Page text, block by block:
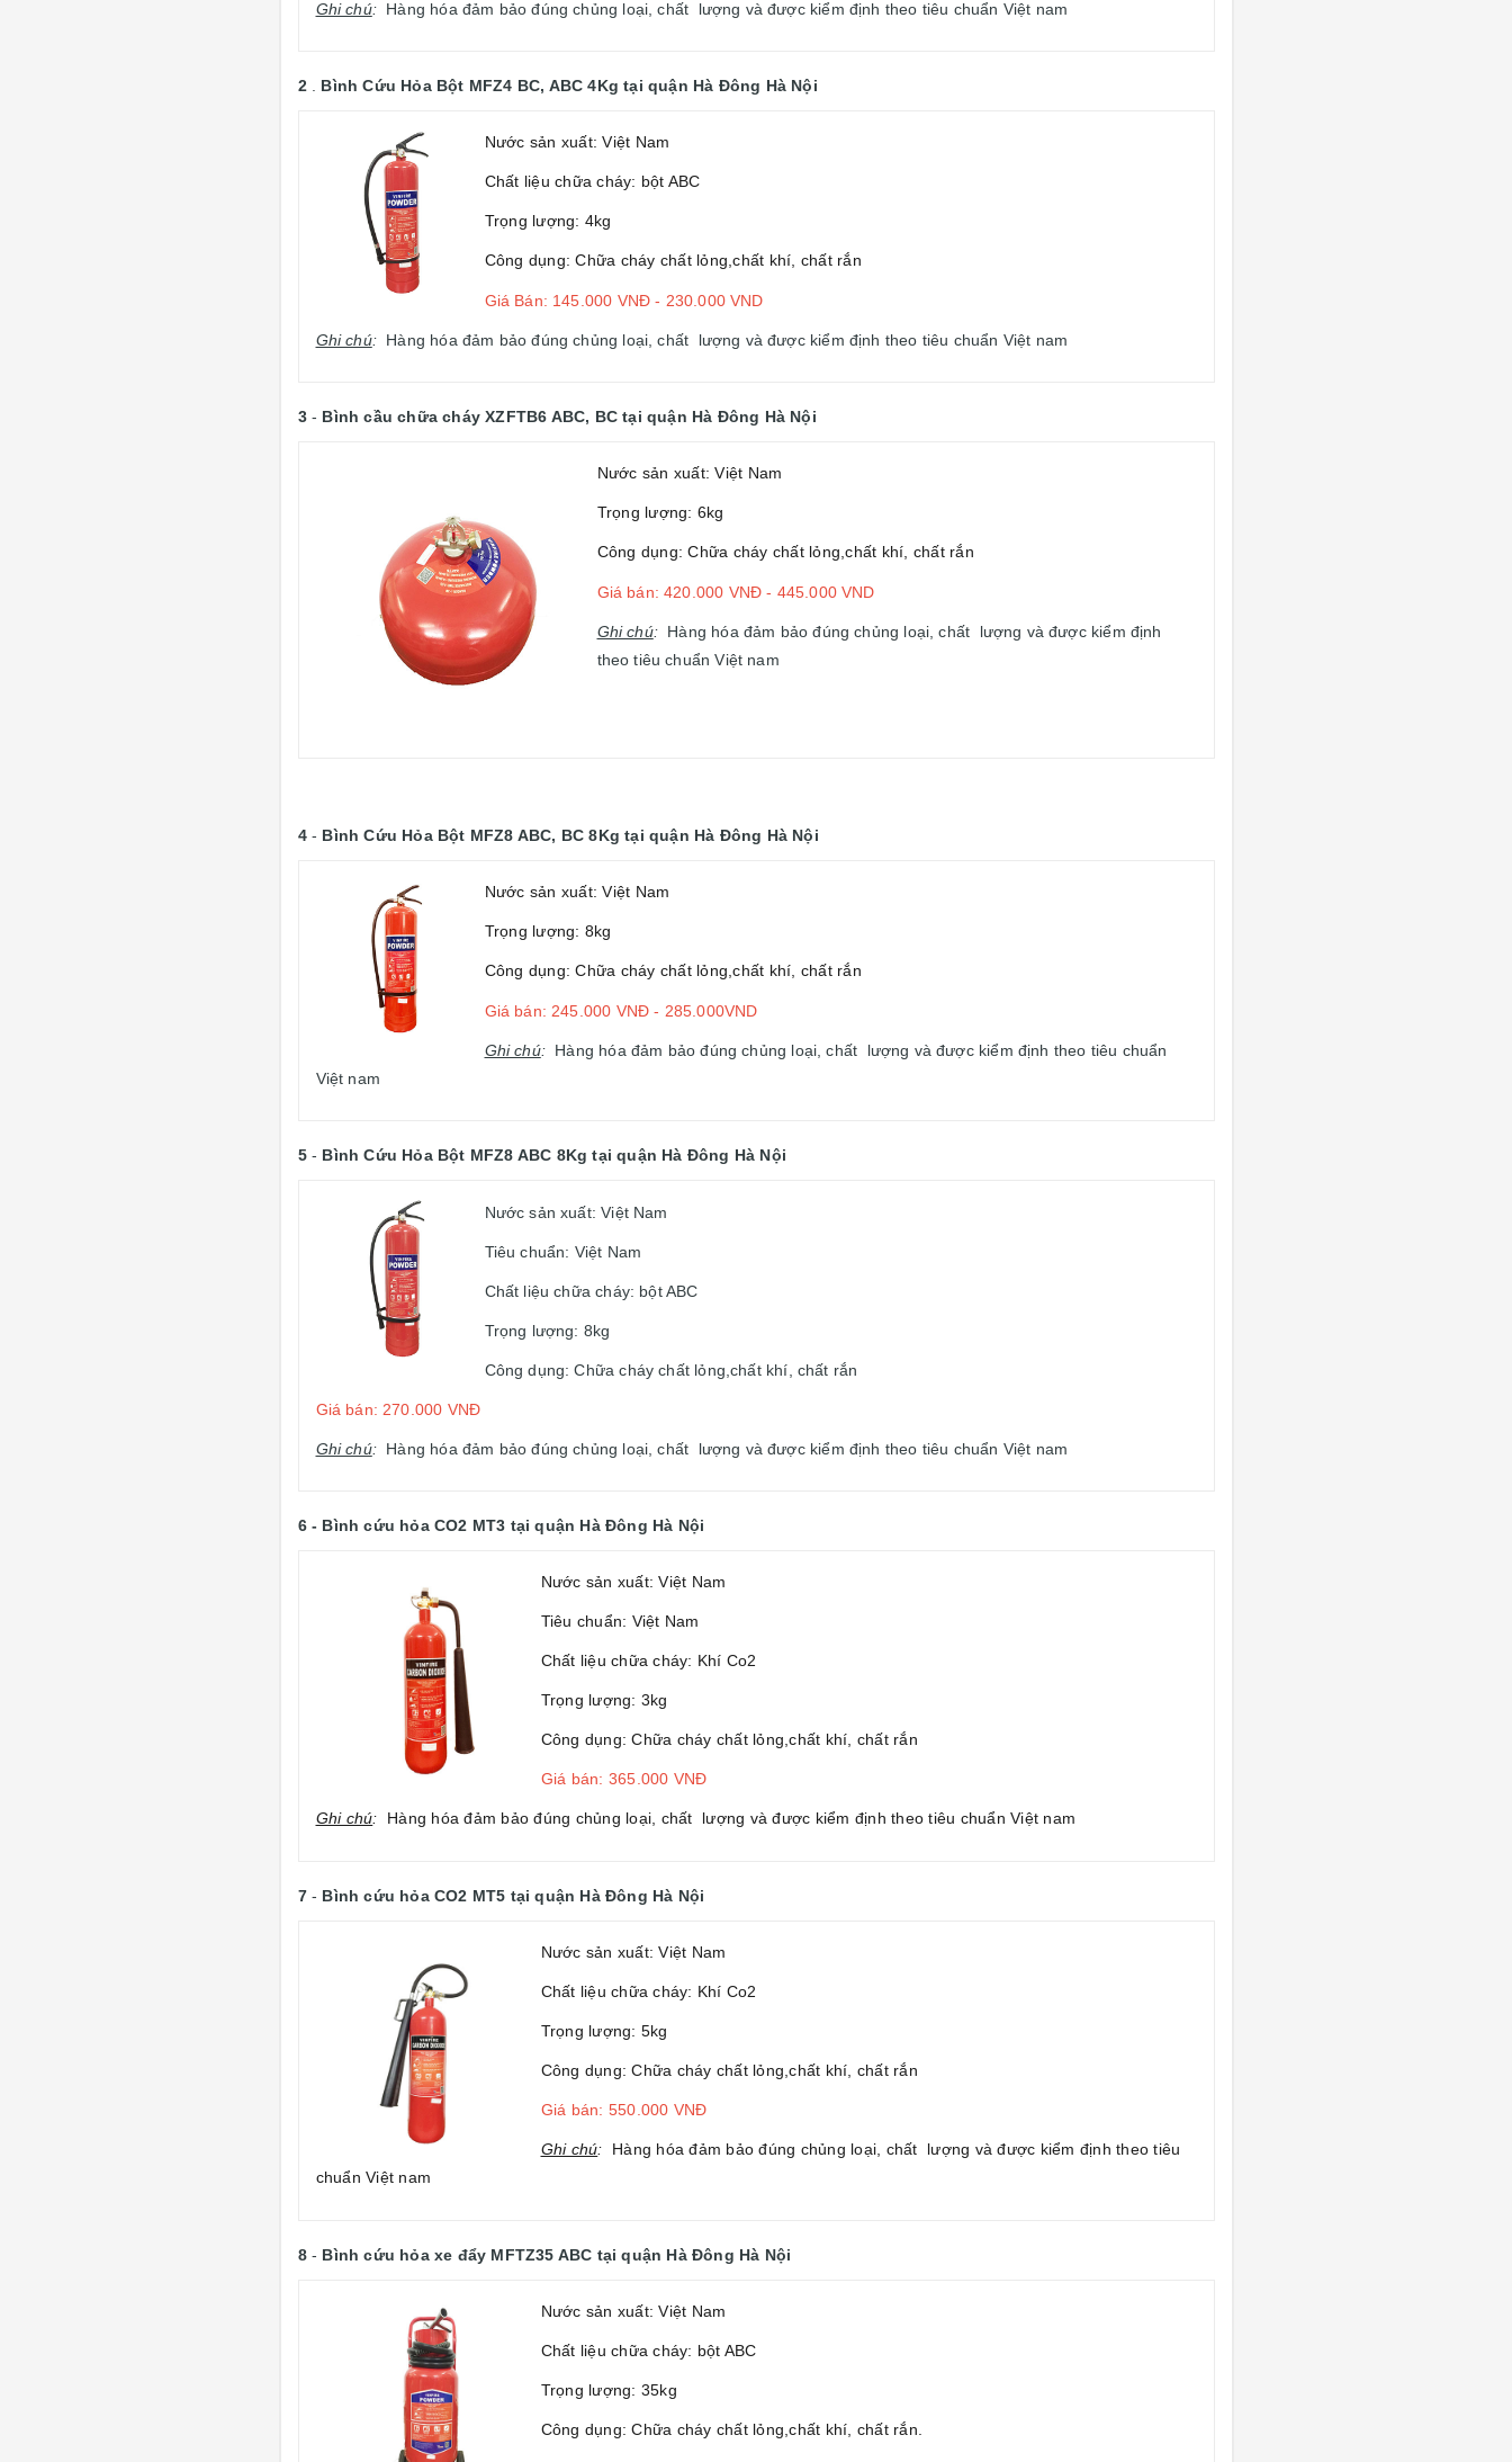
Ghi chú:Hàng hóa đảm bảo đúng chủng loại, chất lượng và được kiểm định theo tiêu chuẩn Việt nam
2. Bình Cứu Hỏa Bột MFZ4 BC, ABC 4Kg tại quận Hà Đông Hà Nội
Nước sản xuất: Việt Nam
Chất liệu chữa cháy: bột ABC
Trọng lượng: 4kg
Công dụng: Chữa cháy chất lỏng,chất khí, chất rắn
Giá Bán: 145.000 VNĐ - 230.000 VND
Ghi chú:Hàng hóa đảm bảo đúng chủng loại, chất lượng và được kiểm định theo tiêu chuẩn Việt nam
3- Bình cầu chữa cháy XZFTB6 ABC, BCtại quận Hà Đông Hà Nội
Nước sản xuất: Việt Nam
Trọng lượng: 6kg
Công dụng: Chữa cháy chất lỏng,chất khí, chất rắn
Giá bán: 420.000 VNĐ - 445.000 VND
Ghi chú:Hàng hóa đảm bảo đúng chủng loại, chất lượng và được kiểm định
theo tiêu chuẩn Việt nam
4- Bình Cứu Hỏa Bột MFZ8 ABC, BC 8Kg tại quận Hà Đông Hà Nội
Nước sản xuất: Việt Nam
Trọng lượng: 8kg
Công dụng: Chữa cháy chất lỏng,chất khí, chất rắn
Giá bán: 245.000 VNĐ - 285.000VND
Ghi chú:Hàng hóa đảm bảo đúng chủng loại, chất lượng và được kiểm định theo tiêu chuẩn
Việt nam
5- Bình Cứu Hỏa Bột MFZ8 ABC 8Kg tại quận Hà Đông Hà Nội
Nước sản xuất: Việt Nam
Tiêu chuẩn: Việt Nam
Chất liệu chữa cháy: bột ABC
Trọng lượng: 8kg
Công dụng: Chữa cháy chất lỏng,chất khí, chất rắn
Giá bán: 270.000 VNĐ
Ghi chú:Hàng hóa đảm bảo đúng chủng loại, chất lượng và được kiểm định theo tiêu chuẩn Việt nam
6 - Bình cứu hỏa CO2 MT3 tại quận Hà Đông Hà Nội
Nước sản xuất: Việt Nam
Tiêu chuẩn: Việt Nam
Chất liệu chữa cháy: Khí Co2
Trọng lượng: 3kg
Công dụng: Chữa cháy chất lỏng,chất khí, chất rắn
Giá bán: 365.000 VNĐ
Ghi chú: Hàng hóa đảm bảo đúng chủng loại, chất lượng và được kiểm định theo tiêu chuẩn Việt nam
7- Bình cứu hỏa CO2 MT5 tại quận Hà Đông Hà Nội
Nước sản xuất: Việt Nam
Chất liệu chữa cháy: Khí Co2
Trọng lượng: 5kg
Công dụng: Chữa cháy chất lỏng,chất khí, chất rắn
Giá bán: 550.000 VNĐ
Ghi chú: Hàng hóa đảm bảo đúng chủng loại, chất lượng và được kiểm định theo tiêu
chuẩn Việt nam
8- Bình cứu hỏa xe đẩy MFTZ35 ABC tại quận Hà Đông Hà Nội
Nước sản xuất: Việt Nam
Chất liệu chữa cháy: bột ABC
Trọng lượng: 35kg
Công dụng: Chữa cháy chất lỏng,chất khí, chất rắn.